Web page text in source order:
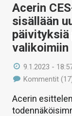
HAKU
Acerin
sisällään
päivityksiä
valikoimiin
9.1.2023 -
Kommentit
Acerin